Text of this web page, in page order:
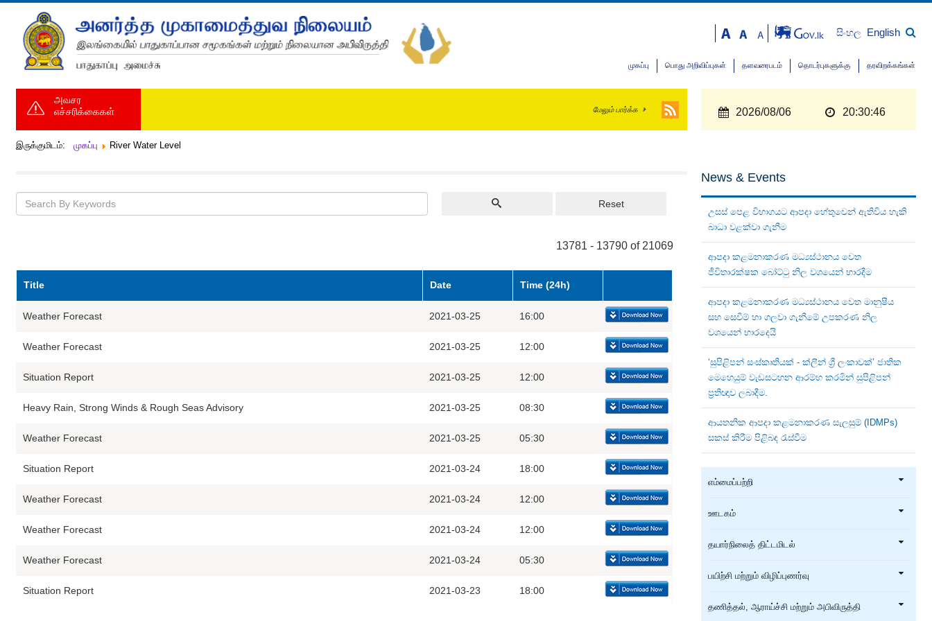
සිංහල English
முகப்பு பொது அறிவிப்புகள் தளவரைபடம் தொடர்புகளுக்கு தரவிறக்கங்கள்
அவசர
எச்சரிக்கைகள்
மேலும் பார்க்க 2026/08/06 20:30:47
இருக்குமிடம்: முகப்பு River Water Level
Reset
13781 - 13790 of 21069
Title Date Time (24h)
Weather Forecast 2021-03-25 16:00
Weather Forecast 2021-03-25 12:00
Situation Report 2021-03-25 12:00
Heavy Rain, Strong Winds & Rough Seas Advisory 2021-03-25 08:30
Weather Forecast 2021-03-25 05:30
Situation Report 2021-03-24 18:00
Weather Forecast 2021-03-24 12:00
Weather Forecast 2021-03-24 12:00
Weather Forecast 2021-03-24 05:30
Situation Report 2021-03-23 18:00
News & Events
උසස් පෙළ විභාගයට ආපදා හේතුවෙන් ඇතිවිය හැකි
බාධා වළක්වා ගැනීම
ආපදා කළමනාකරණ මධ්‍යස්ථානය වෙත
ජීවිතාරක්ෂක බෝට්ටු නිල වශයෙන් භාරදීම
ආපදා කළමනාකරණ මධ්‍යස්ථානය වෙත මානුෂීය
සහ සෙවීම් හා ගලවා ගැනීමේ උපකරණ නිල
වශයෙන් භාරදෙයි
‘සුපිළිපන් සංස්කෘතියක් - ක්ලීන් ශ්‍රී ලංකාවක්’ ජාතික
මෙහෙයුම් වැඩසටහන ආරම්භ කරමින් සුපිළිපන්
ප්‍රතිඥාව ලබාදීම.
ආයතනික ආපදා කළමනාකරණ සැලසුම් (IDMPs)
සකස් කිරීම පිළිබඳ රැස්වීම
எம்மைப்பற்றி
ஊடகம்
தயார்நிலைத் திட்டமிடல்
பயிற்சி மற்றும் விழிப்புணர்வு
தணித்தல், ஆராய்ச்சி மற்றும் அபிவிருத்தி